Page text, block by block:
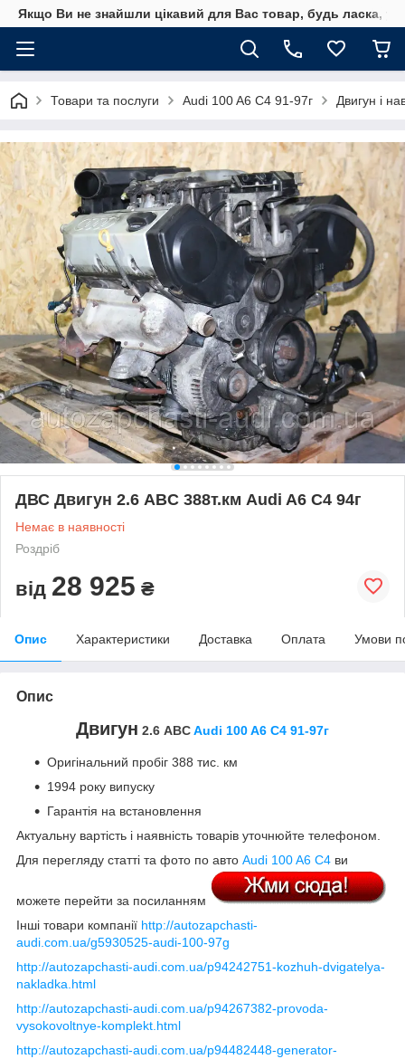
Якщо Ви не знайшли цікавий для Вас товар, будь ласка,
Товари та послуги Audi 100 A6 C4 91-97г Двигун і
ДВС Двигун 2.6 ABC 388т.км Audi A6 C4 94г
Немає в наявності
Роздріб
від 28 925 ₴
Опис Характеристики Доставка Оплата Умови
Опис
Двигун 2.6 ABCAudi 100 A6 C4 91-97г
Оригінальний пробіг 388 тис. км
1994 року випуску
Гарантія на встановлення
Актуальну вартість і наявність товарів уточнюйте телефоном.
Для перегляду статті та фото по авто Audi 100 A6 C4 ви
можете перейти за посиланням
Інші товари компанії http://autozapchasti-
audi.com.ua/g5930525-audi-100-97g
http://autozapchasti-audi.com.ua/p94242751-kozhuh-dvigatelya-
nakladka.html
http://autozapchasti-audi.com.ua/p94267382-provoda-
vysokovoltnye-komplekt.html
http://autozapchasti-audi.com.ua/p94482448-generator-